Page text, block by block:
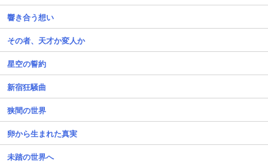
響き合う想い
その者、天才か変人か
星空の誓約
新宿狂騒曲
狭間の世界
卵から生まれた真実
未踏の世界へ